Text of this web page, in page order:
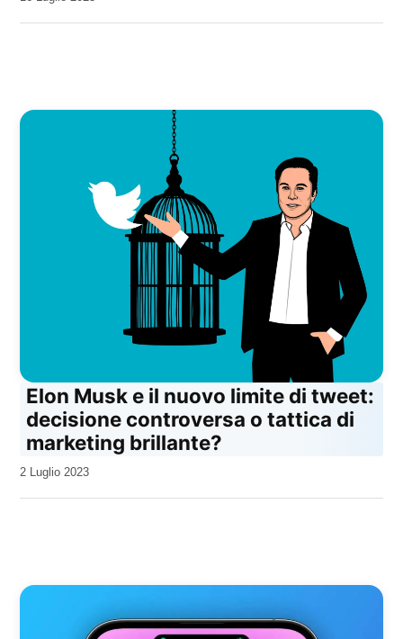
Elon Musk e il nuovo limite di tweet:
decisione controversa o tattica di
marketing brillante?
da
2 Luglio 2023